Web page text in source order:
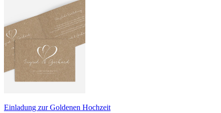
Einladung zur Goldenen Hochzeit